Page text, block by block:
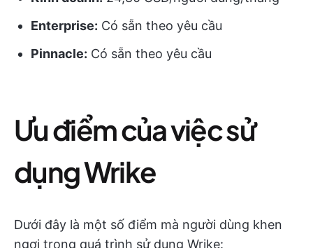
Enterprise: Có sẵn theo yêu cầu
Pinnacle: Có sẵn theo yêu cầu
Ưu điểm của việc sử
dụng Wrike
Dưới đây là một số điểm mà người dùng khen
ngợi trong quá trình sử dụng Wrike: